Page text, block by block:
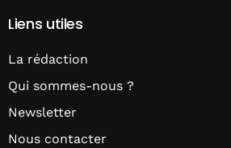
Liens utiles
La rédaction
Qui sommes-nous ?
Newsletter
Nous contacter